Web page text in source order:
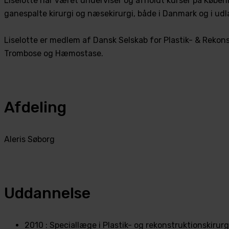
ganespalte kirurgi og næsekirurgi, både i Danmark og i
Liselotte er medlem af Dansk Selskab for Plastik- &
Trombose og Hæmostase.
Afdeling
Aleris Søborg
Uddannelse
2010 : Speciallæge i Plastik- og